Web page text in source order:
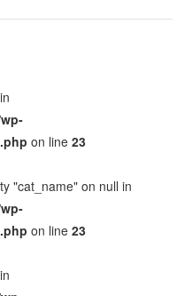
on line23
"cat_name" on null in
on line23